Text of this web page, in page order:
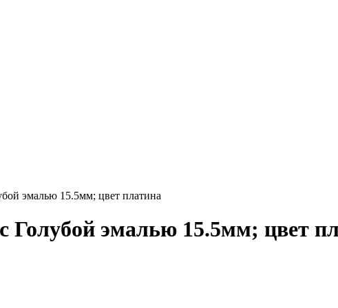
эмалью 15.5мм; цвет платина
Голубой эмалью 15.5мм; цвет